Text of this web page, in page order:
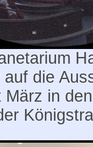
die
März in